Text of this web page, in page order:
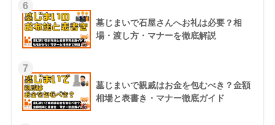
6
墓じまいで石屋さんへお礼は必要？相
場・渡し方・マナーを徹底解説
7
墓じまいで親戚はお金を包むべき？金額
相場と表書き・マナー徹底ガイド